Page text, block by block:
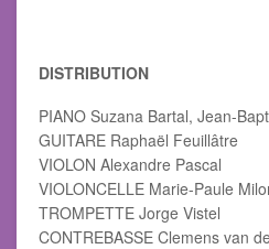
DISTRIBUTION
PIANO Suzana Bartal, Jean-
GUITARE Raphaël Feuillâtre
VIOLON Alexandre Pascal
VIOLONCELLE Marie-Paule
TROMPETTE Jorge Vistel
CONTREBASSE Clemens van